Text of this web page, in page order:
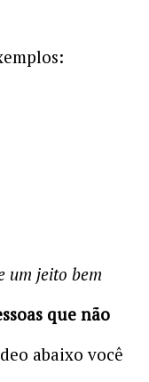
um jeito bem
que não
abaixo você